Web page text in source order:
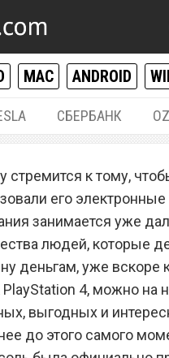
MAC ANDROID
СБЕРБАНК
стремится к тому,
его
занимается уже
людей, которые
деньгам, уже вскоре
PlayStation 4, можно на
выгодных и
до этого самого